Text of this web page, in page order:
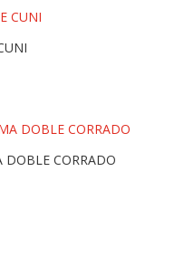
DOBLE CORRADO